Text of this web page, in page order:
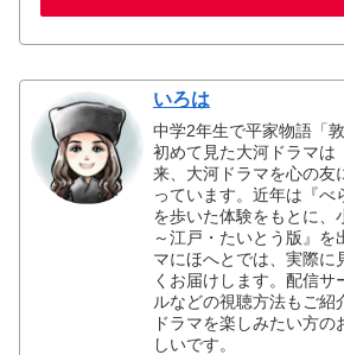
いろは
中学2年生で平家物語「
初めて見た大河ドラマは
来、大河ドラマを心の友
っています。近年は『べ
を歩いた体験をもとに、
～江戸・たいとう版』を
マにほへとでは、実際に
くお届けします。配信サ
ルなどの視聴方法もご紹
ドラマを楽しみたい方
しいです。